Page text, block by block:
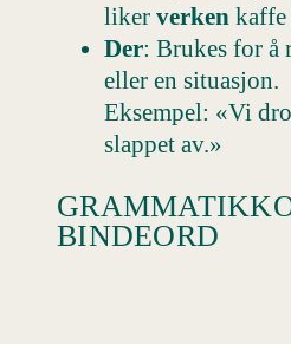
liker verken kaffe
Der: Brukes for å
eller en situasjon.
Eksempel: «Vi
slappet av.»
BINDEORD